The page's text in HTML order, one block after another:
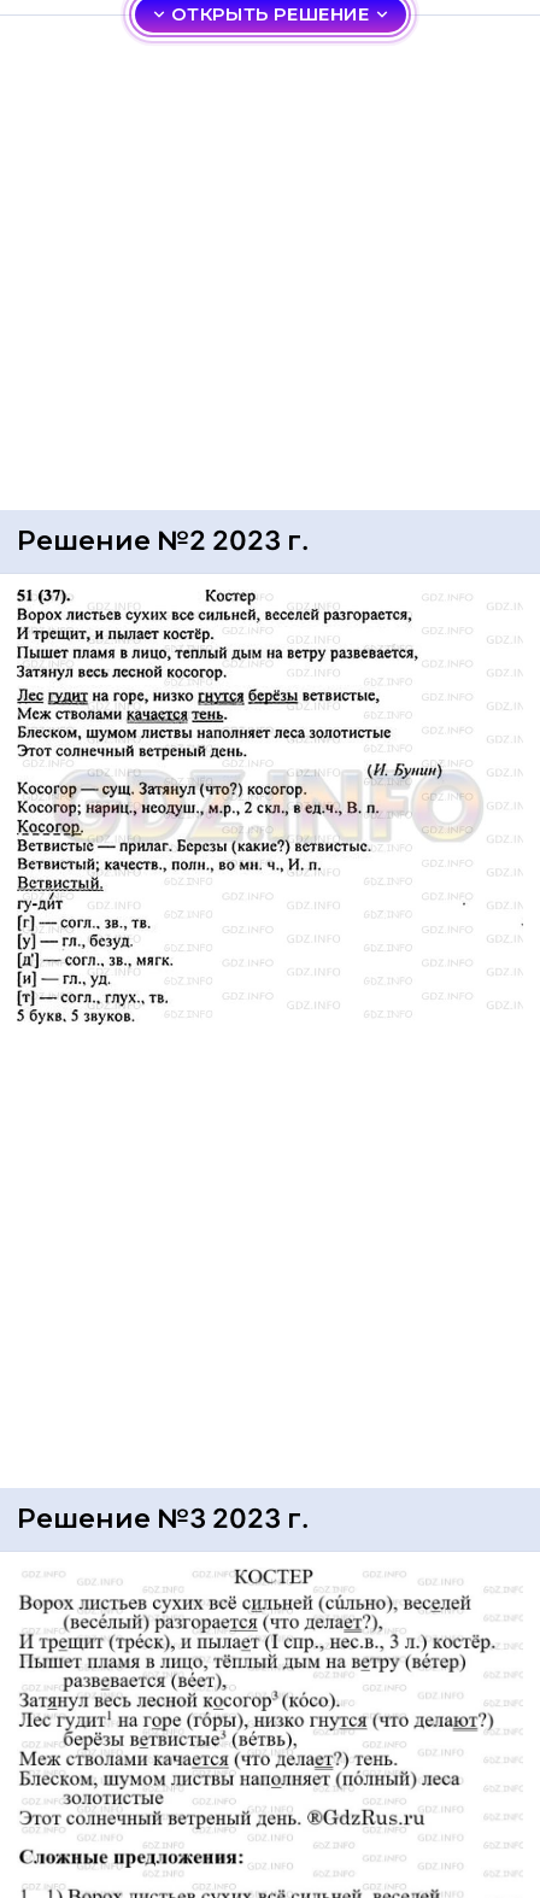
ОТКРЫТЬ РЕШЕНИЕ
Решение №2 2023 г.
Решение №3 2023 г.